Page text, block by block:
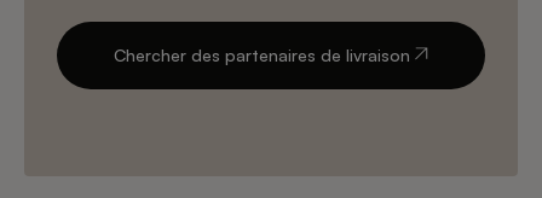
Chercher des partenaires de livraison